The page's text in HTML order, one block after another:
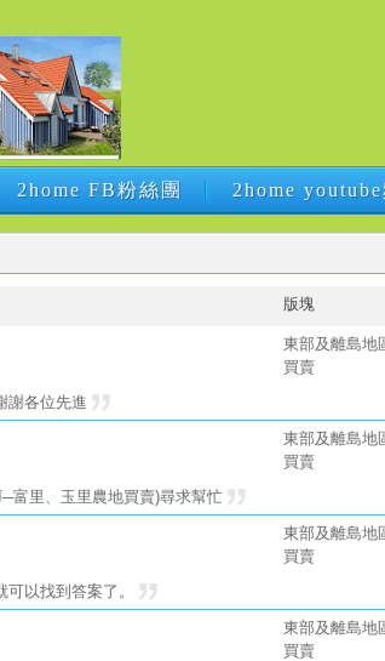
2home FB粉絲團 2home youtube
2home FB粉絲團 2home youtube
版塊
東部及離島地
買賣
謝各位先進
東部及離島地
買賣
富里、玉里農地買賣)尋求幫忙
東部及離島地
買賣
可以找到答案了。
東部及離島地
買賣